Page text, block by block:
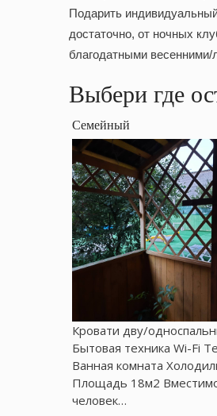
Подарить
достаточно, от ночных
благодатными
Выбери где
Семейный
Кровати дву/
Бытовая техника Wі-Fі
Ванная комната
Площадь 18м2
человек…